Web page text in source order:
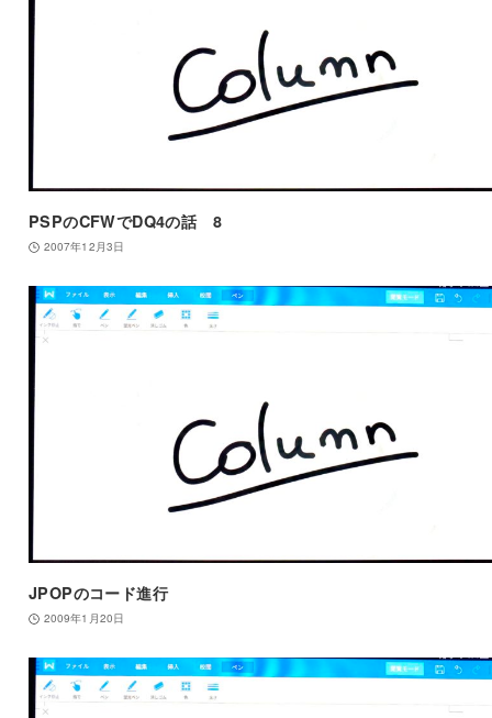
PSPのCFWでDQ4の話 8
2007年12月3日
JPOPのコード進行
2009年1月20日